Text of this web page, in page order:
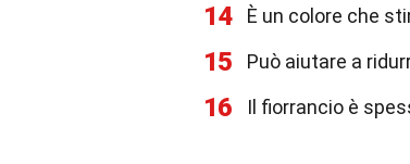
14 È un colore che
15 Può aiutare a
16 Il fiorrancio è